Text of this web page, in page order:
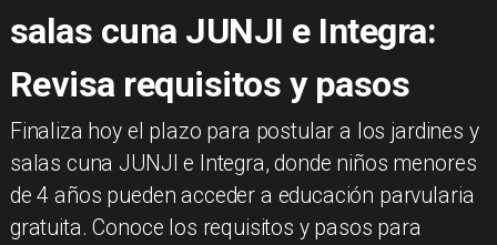
salas cuna JUNJI e Integra:
Revisa requisitos y pasos
Finaliza hoy el plazo para postular a los jardines y
salas cuna JUNJI e Integra, donde niños menores
de 4 años pueden acceder a educación parvularia
gratuita. Conoce los requisitos y pasos para